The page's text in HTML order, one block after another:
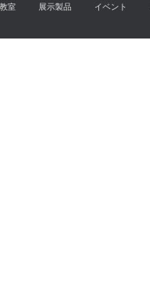
室 展示製品 イベント